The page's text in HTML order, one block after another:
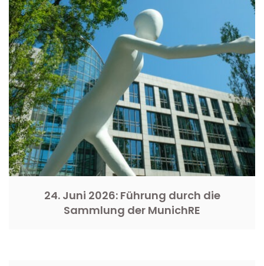
24. Juni 2026: Führung durch die
Sammlung der MunichRE